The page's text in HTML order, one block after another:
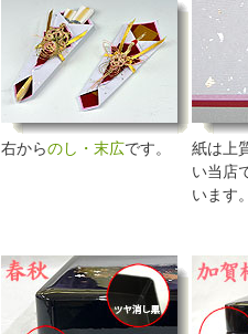
右からのし・末広です。
紙は上
い当店
います